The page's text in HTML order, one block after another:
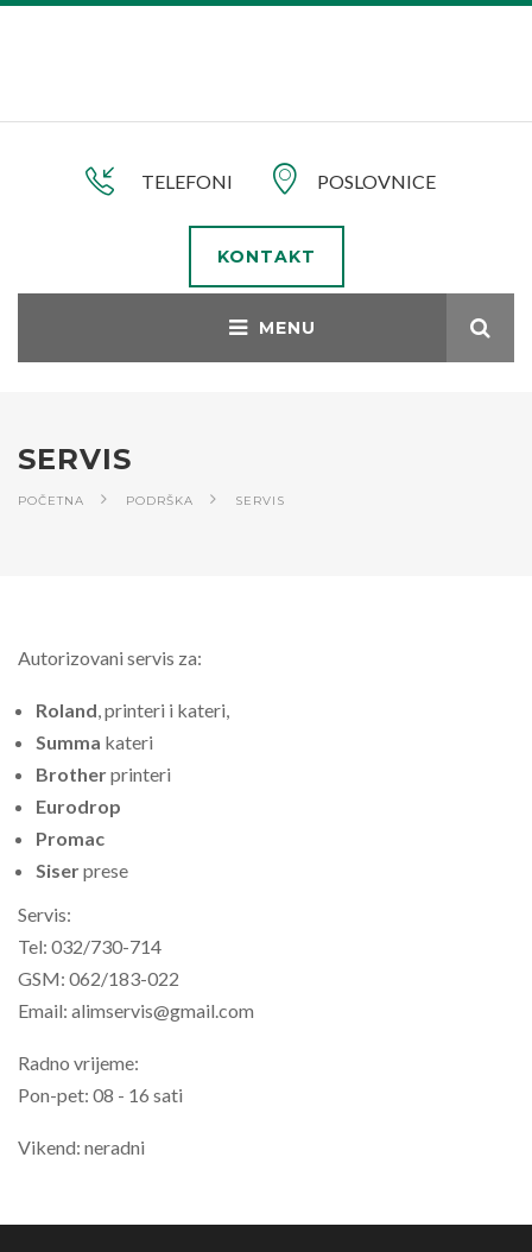
TELEFONI POSLOVNICE
KONTAKT
SERVIS
POČETNA PODRŠKA SERVIS
Autorizovani servis za:
Roland, printeri i kateri,
Summa kateri
Brotherprinteri
Eurodrop
Promac
Siserprese
Servis:
Tel: 032/730-714
GSM: 062/183-022
Email: alimservis@gmail.com
Radno vrijeme:
Pon-pet: 08 - 16 sati
Vikend: neradni